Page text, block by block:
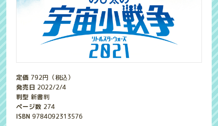
定価 792円（税込）
発売日 2022/2/4
判型 新書判
ページ数 274
ISBN9784092313576